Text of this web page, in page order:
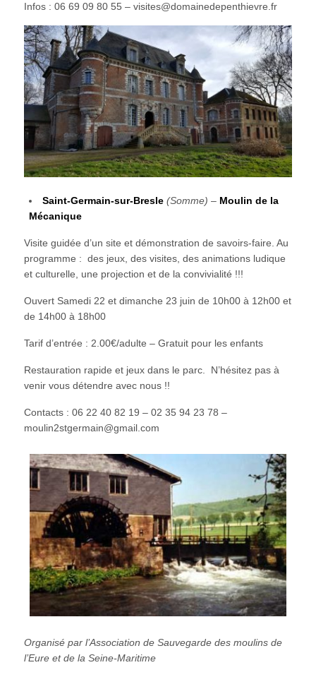
Infos : 06 69 09 80 55 – visites@domainedepenthievre.fr
Saint-Germain-sur-Bresle (Somme) – Moulin de la
Mécanique
Visite guidée d’un site et démonstration de savoirs-faire. Au
programme : des jeux, des visites, des animations ludique
et culturelle, une projection et de la convivialité !!!
Ouvert Samedi 22 et dimanche 23 juin de 10h00 à 12h00 et
de 14h00 à 18h00
Tarif d’entrée : 2.00€/adulte – Gratuit pour les enfants
Restauration rapide et jeux dans le parc. N’hésitez pas à
venir vous détendre avec nous !!
Contacts : 06 22 40 82 19 – 02 35 94 23 78 –
moulin2stgermain@gmail.com
Organisé par l’Association de Sauvegarde des moulins de
l’Eure et de la Seine-Maritime